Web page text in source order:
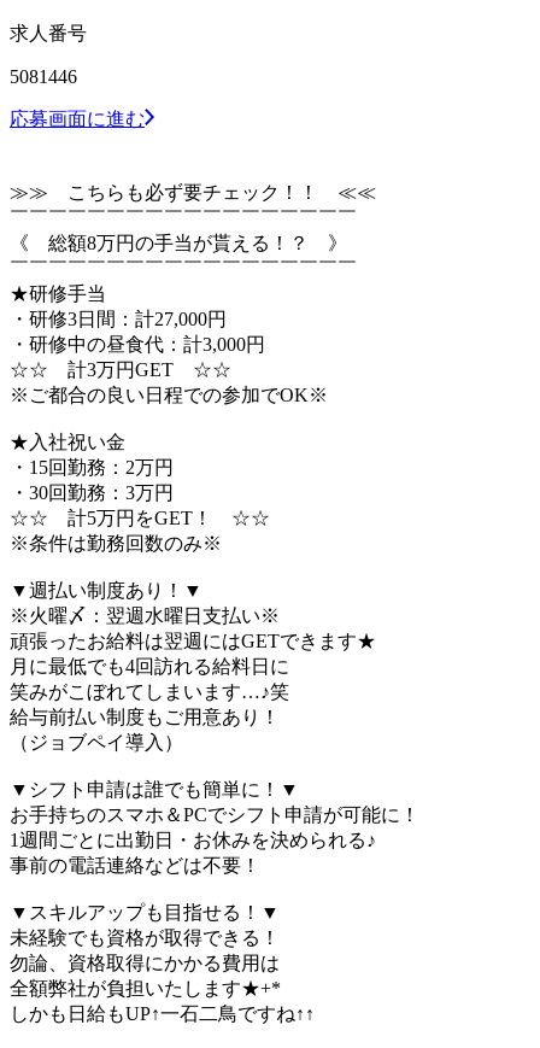
求人番号
5081446
応募画面に進む
≫≫ こちらも必ず要チェック！！ ≪≪
￣￣￣￣￣￣￣￣￣￣￣￣￣￣￣￣￣￣
《 総額8万円の手当が貰える！？ 》
￣￣￣￣￣￣￣￣￣￣￣￣￣￣￣￣￣￣
★研修手当
・研修3日間：計27,000円
・研修中の昼食代：計3,000円
☆☆ 計3万円GET ☆☆
※ご都合の良い日程での参加でOK※
★入社祝い金
・15回勤務：2万円
・30回勤務：3万円
☆☆ 計5万円をGET！ ☆☆
※条件は勤務回数のみ※
▼週払い制度あり！▼
※火曜〆：翌週水曜日支払い※
頑張ったお給料は翌週にはGETできます★
月に最低でも4回訪れる給料日に
笑みがこぼれてしまいます…♪笑
給与前払い制度もご用意あり！
（ジョブペイ導入）
▼シフト申請は誰でも簡単に！▼
お手持ちのスマホ＆PCでシフト申請が可能に！
1週間ごとに出勤日・お休みを決められる♪
事前の電話連絡などは不要！
▼スキルアップも目指せる！▼
未経験でも資格が取得できる！
勿論、資格取得にかかる費用は
全額弊社が負担いたします★+*
しかも日給もUP↑一石二鳥ですね↑↑